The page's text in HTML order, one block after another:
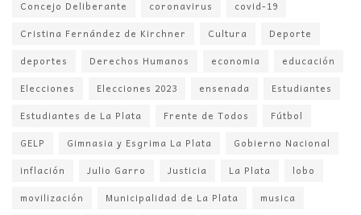
Concejo Deliberante
coronavirus
covid-19
Cristina Fernández de Kirchner
Cultura
Deporte
deportes
Derechos Humanos economia
educación
Elecciones
Elecciones 2023 ensenada
Estudiantes
Estudiantes de La Plata
Frente de Todos
Fútbol
GELP
Gimnasia y Esgrima La Plata
Gobierno Nacional
inflación
Julio Garro Justicia La Plata
lobo
movilización
Municipalidad de La Plata
musica